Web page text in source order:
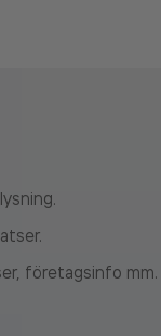
företagsinfo mm.